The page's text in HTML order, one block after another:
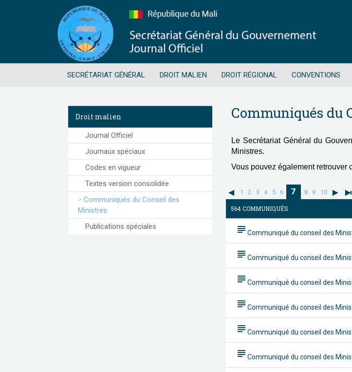
SECRÉTARIAT GÉNÉRAL DROIT MALIEN DROIT RÉGIONAL CONVENTIONS
Droit malien
Journal Officiel
Journaux spéciaux
Codes en vigueur
Textes version consolidée
Communiqués du Conseil des
Ministres
Publications spéciales
Communiqués du
Le Secrétariat Général du
Ministres.
Vous pouvez également retrouver
1 2 3 4 5 6 7 8 9 10
564 COMMUNIQUÉS
subject Communiqué du conseil des
subject Communiqué du conseil des
subject Communiqué du conseil des
subject Communiqué du conseil des
subject Communiqué du conseil des
subject Communiqué du conseil des